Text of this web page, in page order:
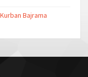
Bajrama